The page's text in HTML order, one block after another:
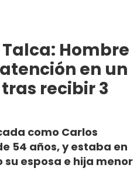
Hombre
en un
recibir 3
como Carlos
54 años, y estaba en
esposa e hija menor